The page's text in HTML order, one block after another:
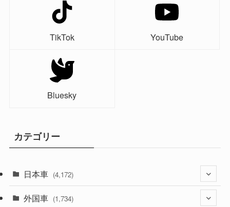
TikTok YouTube
Bluesky
カテゴリー
日本車 (4,172)
(1,321)
外国車 (1,734)